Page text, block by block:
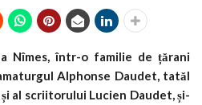
Nîmes, într-o familie de țărani
Alphonse Daudet, tatăl
al scriitorului Lucien Daudet, și-